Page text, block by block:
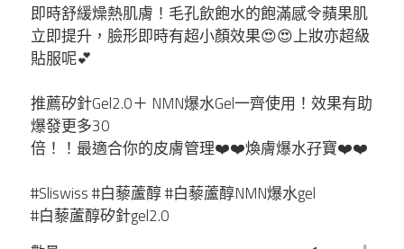
Yuzumi
Fatera
Lacto-Fit
bravity
lefilleo
即時舒緩燥熱肌膚！毛孔飲飽水的飽滿感令蘋果肌
立即提升，臉形即時有超小顏效果😍😍上妝亦超級
貼服呢💕
推薦矽針Gel2.0＋ NMN爆水Gel一齊使用！效果有助
爆發更多30
倍！！最適合你的皮膚管理❤️❤️煥膚爆水孖寶❤️❤️
#Sliswiss #白藜蘆醇 #白藜蘆醇NMN爆水gel
#白藜蘆醇矽針gel2.0